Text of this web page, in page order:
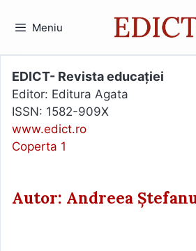
Meniu
EDICT- Revista educației
Editor: Editura Agata
ISSN: 1582-909X
www.edict.ro
Coperta 1
Autor: Andreea